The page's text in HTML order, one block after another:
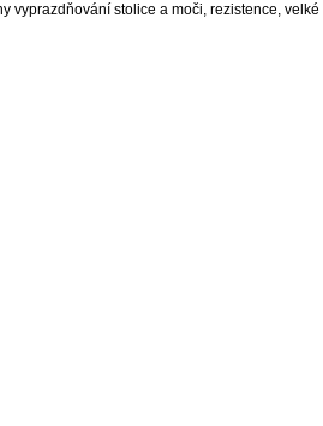
stolice a moči, rezistence,